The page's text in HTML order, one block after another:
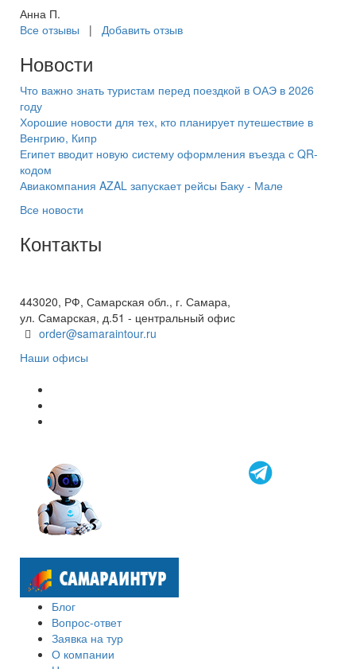
Анна П.
Все отзывы | Добавить отзыв
Новости
Что важно знать туристам перед поездкой в ОАЭ в 2026
году
Хорошие новости для тех, кто планирует путешествие в
Венгрию, Кипр
Египет вводит новую систему оформления въезда с QR-
кодом
Авиакомпания AZAL запускает рейсы Баку - Мале
Все новости
Контакты
443020, РФ, Самарская обл., г. Самара,
ул. Самарская, д.51 - центральный офис
order@samaraintour.ru
Наши офисы
Блог
Вопрос-ответ
Заявка на тур
О компании